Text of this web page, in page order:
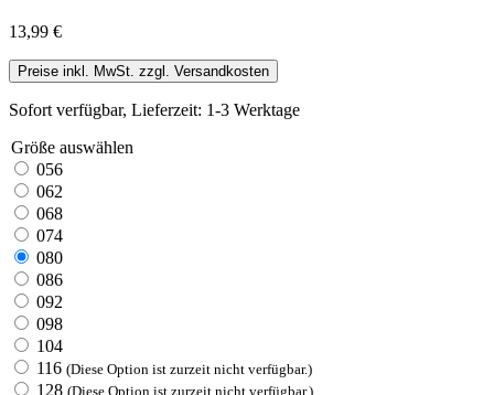
13,99 €
Preise inkl. MwSt. zzgl. Versandkosten
Sofort verfügbar, Lieferzeit: 1-3 Werktage
Größe auswählen
056
062
068
074
080
086
092
098
104
116 (Diese Option ist zurzeit nicht verfügbar.)
128 (Diese Option ist zurzeit nicht verfügbar.)